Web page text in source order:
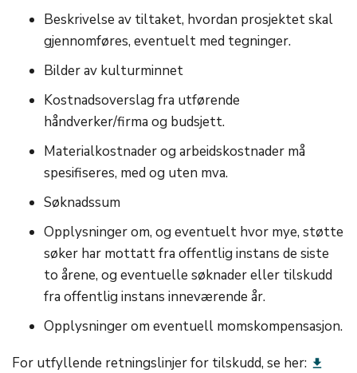
Beskrivelse av tiltaket, hvordan prosjektet skal
gjennomføres, eventuelt med tegninger.
Bilder av kulturminnet
Kostnadsoverslag fra utførende
håndverker/firma og budsjett.
Materialkostnader og arbeidskostnader må
spesifiseres, med og uten mva.
Søknadssum
Opplysninger om, og eventuelt hvor mye, støtte
søker har mottatt fra offentlig instans de siste
to årene, og eventuelle søknader eller tilskudd
fra offentlig instans inneværende år.
Opplysninger om eventuell momskompensasjon.
For utfyllende retningslinjer for tilskudd, se her: get_app